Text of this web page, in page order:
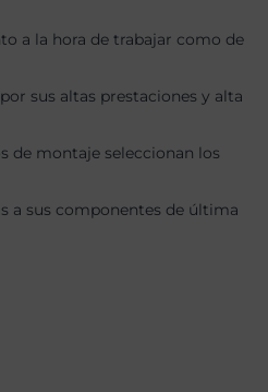
a la hora de trabajar como de
sus altas prestaciones y alta
de montaje seleccionan los
a sus componentes de última